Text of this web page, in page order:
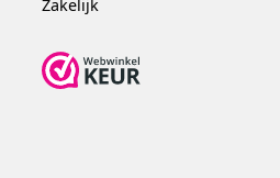
Zakelijk